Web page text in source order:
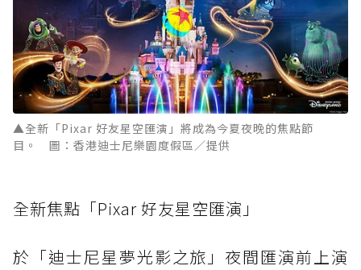
▲全新「Pixar 好友星空匯演」將成為今夏夜晚的焦點節
目。 圖：香港迪士尼樂園度假區／提供
全新焦點「Pixar 好友星空匯演」
於「迪士尼星夢光影之旅」夜間匯演前上演